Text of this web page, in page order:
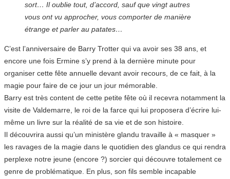
sort… Il oublie tout, d’accord, sauf que vingt autres
vous ont vu approcher, vous comporter de manière
étrange et parler au patates…
C’est l’anniversaire de Barry Trotter qui va avoir ses 38 ans, et
encore une fois Ermine s’y prend à la dernière minute pour
organiser cette fête annuelle devant avoir recours, de ce fait, à la
magie pour faire de ce jour un jour mémorable.
Barry est très content de cette petite fête où il recevra notamment la
visite de Valdemarre, le roi de la farce qui lui proposera d’écrire lui-
même un livre sur la réalité de sa vie et de son histoire.
Il découvrira aussi qu’un ministère glandu travaille à « masquer »
les ravages de la magie dans le quotidien des glandus ce qui rendra
perplexe notre jeune (encore ?) sorcier qui découvre totalement ce
genre de problématique. En plus, son fils semble incapable